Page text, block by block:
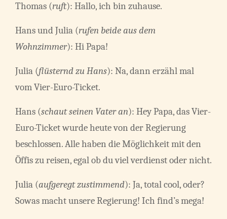
Thomas (ruft): Hallo, ich bin zuhause.
Hans und Julia (rufen beide aus dem
Wohnzimmer): Hi Papa!
Julia (flüsternd zu Hans): Na, dann erzähl mal
vom Vier-Euro-Ticket.
Hans (schaut seinen Vater an): Hey Papa, das Vier-
Euro-Ticket wurde heute von der Regierung
beschlossen. Alle haben die Möglichkeit mit den
Öffis zu reisen, egal ob du viel verdienst oder nicht.
Julia (aufgeregt zustimmend): Ja, total cool, oder?
Sowas macht unsere Regierung! Ich find’s mega!